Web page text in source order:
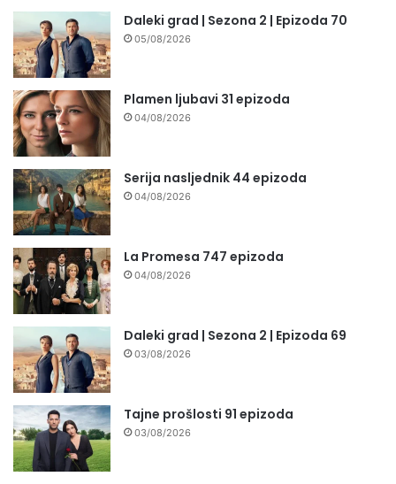
Daleki grad | Sezona 2 | Epizoda 70
05/08/2026
Plamen ljubavi 31 epizoda
04/08/2026
Serija nasljednik 44 epizoda
04/08/2026
La Promesa 747 epizoda
04/08/2026
Daleki grad | Sezona 2 | Epizoda 69
03/08/2026
Tajne prošlosti 91 epizoda
03/08/2026